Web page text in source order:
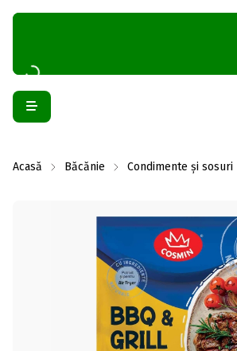
Acasă Băcănie Condimente și sosuri